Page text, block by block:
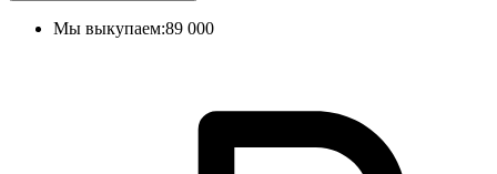
Мы выкупаем:89 000